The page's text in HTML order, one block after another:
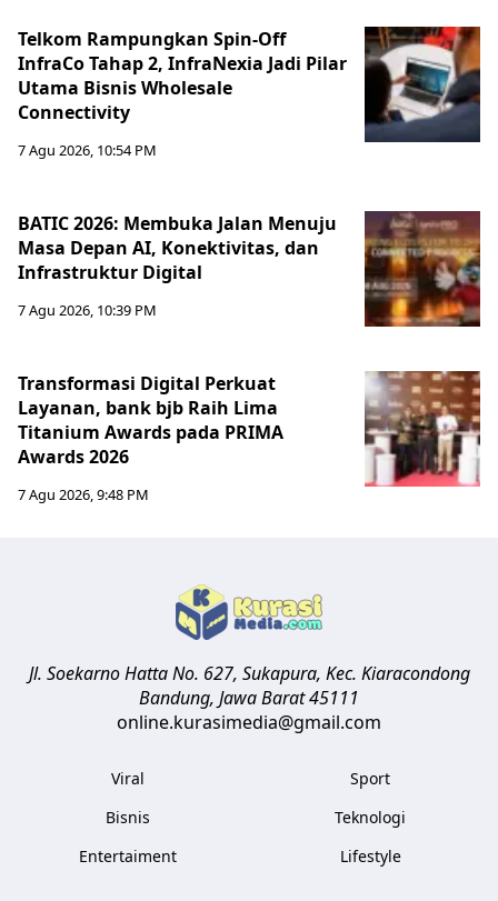
Telkom Rampungkan Spin-Off
InfraCo Tahap 2, InfraNexia Jadi Pilar
Utama Bisnis Wholesale
Connectivity
7 Agu 2026, 10:54 PM
BATIC 2026: Membuka Jalan Menuju
Masa Depan AI, Konektivitas, dan
Infrastruktur Digital
7 Agu 2026, 10:39 PM
Transformasi Digital Perkuat
Layanan, bank bjb Raih Lima
Titanium Awards pada PRIMA
Awards 2026
7 Agu 2026, 9:48 PM
Jl. Soekarno Hatta No. 627, Sukapura, Kec. Kiaracondong
Bandung, Jawa Barat45111
online.kurasimedia@gmail.com
Viral
Bisnis
Entertaiment
Sport
Teknologi
Lifestyle